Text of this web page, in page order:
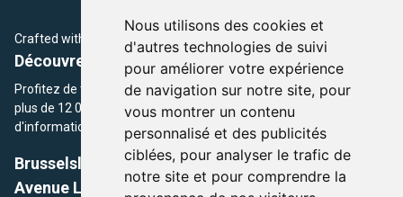
Nous utilisons des cookies et
d'autres technologies de suivi
pour améliorer votre expérience
de navigation sur notre site, pour
vous montrer un contenu
personnalisé et des publicités
ciblées, pour analyser le trafic de
notre site et pour comprendre la
Crafted with by Brusselslife Team
Découvrez plus de 12 000 adresses et événements
Profitez de toutes les sections de BrusselsLife.be et découvrez
plus de 12 000 adresses et un grand choix d'événements,
d'informations et de conseils et astuces de notre écriture.
Brusselslife.be
Avenue Louise, 500 -1050 Ixelles, Brussels,